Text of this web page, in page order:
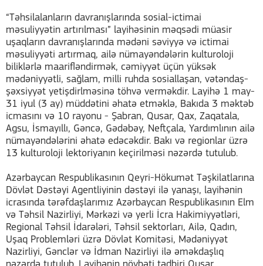
“Təhsilalanların davranışlarında sosial-ictimai
məsuliyyətin artırılması” layihəsinin məqsədi müasir
uşaqların davranışlarında mədəni səviyyə və ictimai
məsuliyyəti artırmaq, ailə nümayəndələrin kulturoloji
biliklərlə maarifləndirmək, cəmiyyət üçün yüksək
mədəniyyətli, sağlam, milli ruhda sosiallaşan, vətəndaş-
şəxsiyyət yetişdirlməsinə töhvə verməkdir. Layihə 1 may-
31 iyul (3 ay) müddətini əhatə etməklə, Bakıda 3 məktəb
icmasını və 10 rayonu - Şabran, Qusar, Qax, Zaqatala,
Agsu, İsmayıllı, Gəncə, Gədəbəy, Neftçala, Yardımlının ailə
nümayəndələrini əhatə edəcəkdir. Bakı və regionlar üzrə
13 kulturoloji lektoriyanın keçirilməsi nəzərdə tutulub.
Azərbaycan Respublikasının Qeyri-Hökumət Təşkilatlarına
Dövlət Dəstəyi Agentliyinin dəstəyi ilə yanaşı, layihənin
icrasında tərəfdaşlarımız Azərbaycan Respublikasının Elm
və Təhsil Nazirliyi, Mərkəzi və yerli İcra Hakimiyyətləri,
Regional Təhsil İdarələri, Təhsil sektorları, Ailə, Qadın,
Uşaq Problemləri üzrə Dövlət Komitəsi, Mədəniyyət
Nazirliyi, Gənclər və İdman Nazirliyi ilə əməkdaşlıq